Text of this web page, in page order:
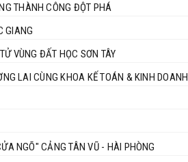
THÀNH CÔNG ĐỘT PHÁ
GIANG
VÙNG ĐẤT HỌC SƠN TÂY
LAI CÙNG KHOA KẾ TOÁN & KINH DOANH
NGÕ" CẢNG TÂN VŨ - HÀI PHÒNG